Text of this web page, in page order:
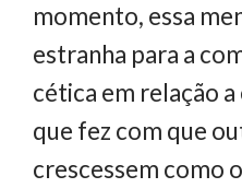
momento, essa
estranha para a
cética em relação
que fez com que
crescessem como o